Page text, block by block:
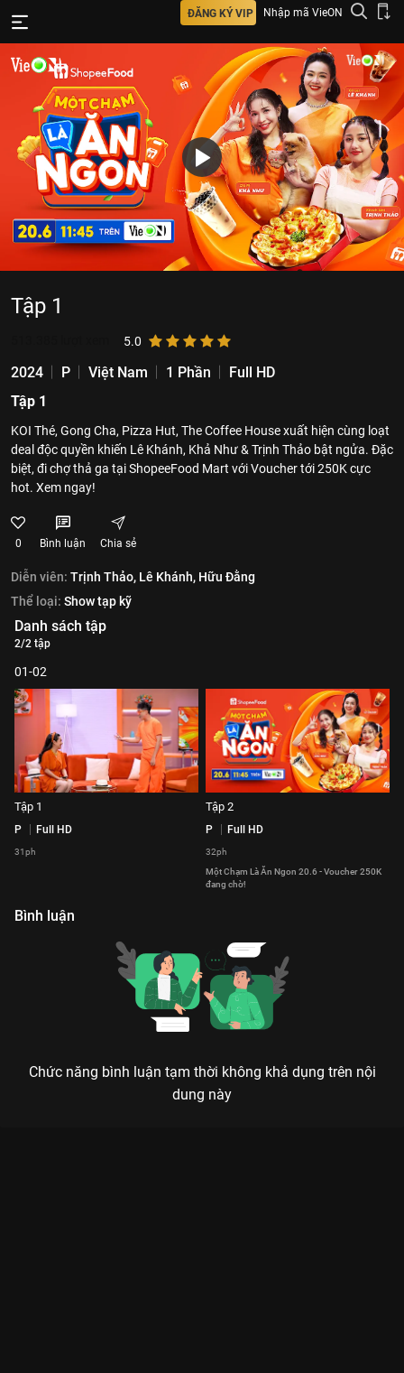
ĐĂNG KÝ VIP Nhập mã VieON
Tập 1
5.0
2024 P Việt Nam 1 Phần
Full HD
Tập 1
KOI Thé, Gong Cha, Pizza Hut, The Coffee House xuất hiện cùng loạt
deal độc quyền khiến Lê Khánh, Khả Như & Trịnh Thảo bật ngửa. Đặc
biệt, đi chợ thả ga tại ShopeeFood Mart với Voucher tới 250K cực
hot. Xem ngay!
0 Bình luận Chia sẻ
Diễn viên: Trịnh Thảo, Lê Khánh, Hữu Đằng
Thể loại: Show tạp kỹ
Danh sách tập
2/2 tập
01-02
Tập 1
P Full HD
31ph
Tập 2
P Full HD
32ph
Một Chạm Là Ăn Ngon 20.6 - Voucher 250K
đang chờ!
Bình luận
Chức năng bình luận tạm thời không khả dụng trên nội
dung này